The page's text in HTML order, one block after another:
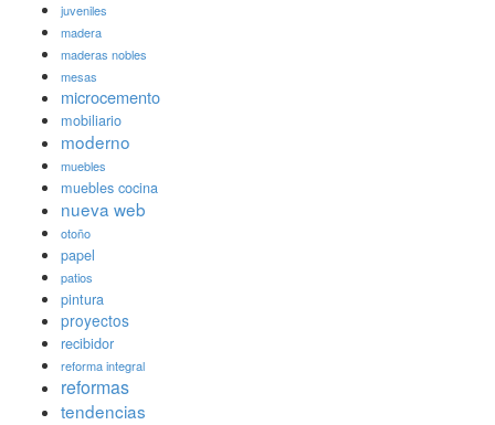
juveniles
madera
maderas nobles
mesas
microcemento
mobiliario
moderno
muebles
muebles cocina
nueva web
otoño
papel
patios
pintura
proyectos
recibidor
reforma integral
reformas
tendencias